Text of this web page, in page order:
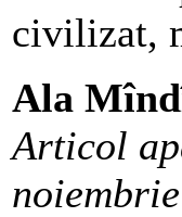
civilizat,
Ala
Articol